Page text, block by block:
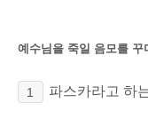
예수님을 죽일 음모를 꾸
1 파스카라고 하